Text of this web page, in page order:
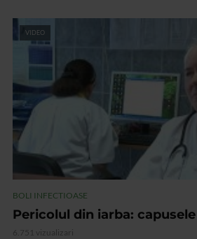
VIDEO
BOLI INFECTIOASE
Pericolul din iarba: capusele
6.751 vizualizari